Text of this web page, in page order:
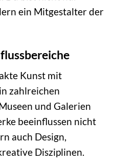
ein Mitgestalter der
Kunst mit
zahlreichen
und Galerien
beeinflussen nicht
auch Design,
Disziplinen.